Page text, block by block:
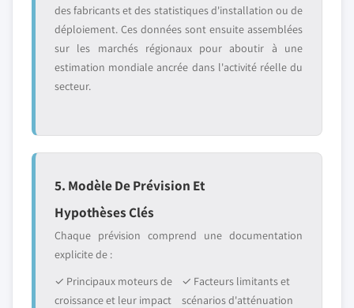
des fabricants et des statistiques d'installation ou de
déploiement. Ces données sont ensuite assemblées
sur les marchés régionaux pour aboutir à une
estimation mondiale ancrée dans l'activité réelle du
secteur.
5. Modèle De Prévision Et
Hypothèses Clés
Chaque prévision comprend une documentation
explicite de :
✓ Principaux moteurs de
croissance et leur impact
✓ Facteurs limitants et
scénarios d'atténuation